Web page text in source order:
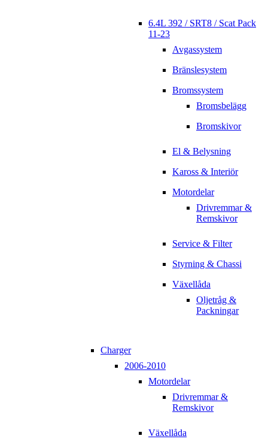
6.4L 392 / SRT8 / Scat Pack
11-23
Avgassystem
Bränslesystem
Bromssystem
Bromsbelägg
Bromskivor
El & Belysning
Kaross & Interiör
Motordelar
Drivremmar &
Remskivor
Service & Filter
Styrning & Chassi
Växellåda
Oljetråg &
Packningar
Charger
2006-2010
Motordelar
Drivremmar &
Remskivor
Växellåda